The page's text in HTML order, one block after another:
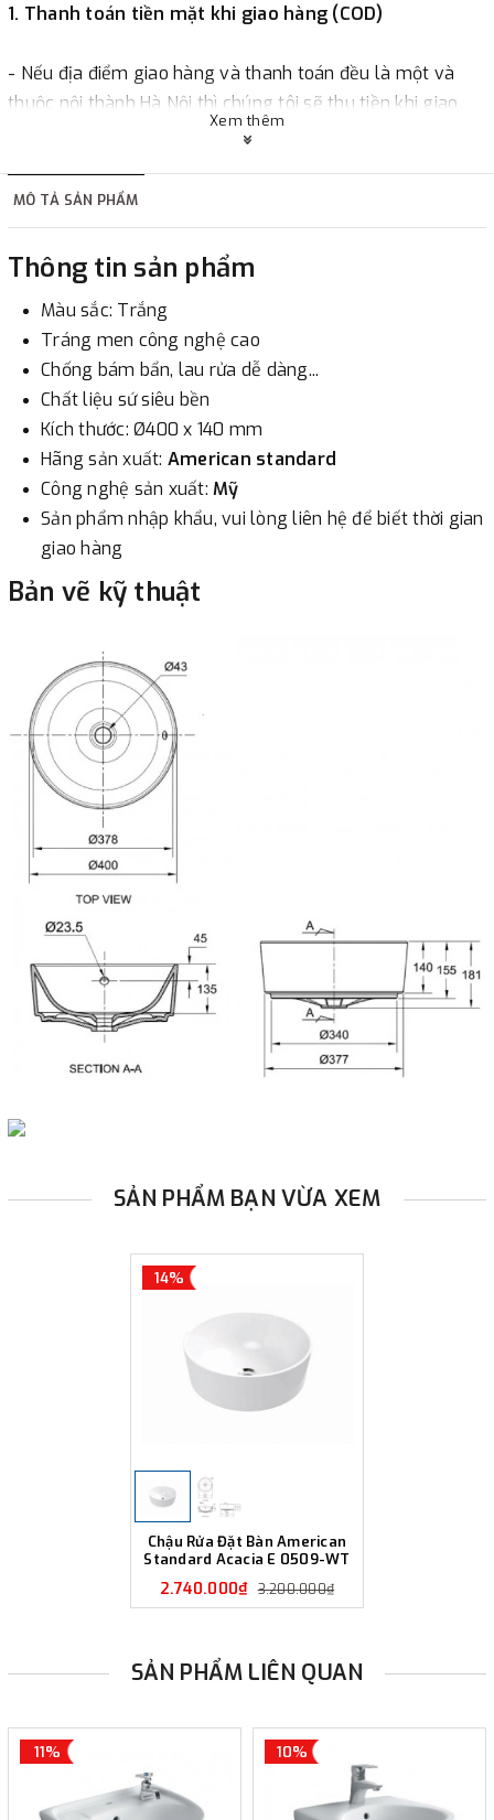
1. Thanh toán tiền mặt khi giao hàng (COD)
- Nếu địa điểm giao hàng và thanh toán đều là một và
thuộc nội thành Hà Nội thì chúng tôi sẽ thu tiền khi giao
hàng hoặc khách hàng đặt tiền trước một phần giá trị đơn
2. Thanh toán trực tiếp tại :
- Showroom Thanh Hương Địa chỉ : 23 phố Cát Linh,
phường Cát Linh, quận Đống Đa, Hà Nội.
3. Chuyển khoản qua ngân hàng
- Nếu địa điểm giao hàng khác với địa điểm thanh toán
hoặc với những đơn đặt hàng ngoài nội thành Hà Nội.
Chúng tôi sẽ thu tiền trước 100% giá trị hàng + phí vận
chuyển theo cước phí tính trong chính sách vận chuyển
bằng phương thức chuyển khoản trước khi giao hàng.
- Sau khi có thông tin xác thực đã chuyển tiền của quý
khách, chúng tôi sẽ thực hiện đơn hàng theo yêu cầu.
Xem thêm
MÔ TẢ SẢN PHẨM
Thông tin sản phẩm
Màu sắc: Trắng
Tráng men công nghệ cao
Chống bám bẩn, lau rửa dễ dàng...
Chất liệu sứ siêu bền
Kích thước: Ø400 x 140 mm
Hãng sản xuất: American standard
Công nghệ sản xuất: Mỹ
Sản phẩm nhập khẩu, vui lòng liên hệ để biết thời gian
giao hàng
Bản vẽ kỹ thuật
SẢN PHẨM BẠN VỪA XEM
14%
Chậu Rửa Đặt Bàn American
Standard Acacia E 0509-WT
2.740.000₫ 3.200.000₫
SẢN PHẨM LIÊN QUAN
11% 10%